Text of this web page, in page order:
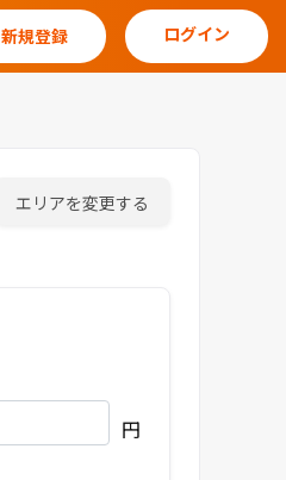
新規登録 ログイン
エリアを変更する
円